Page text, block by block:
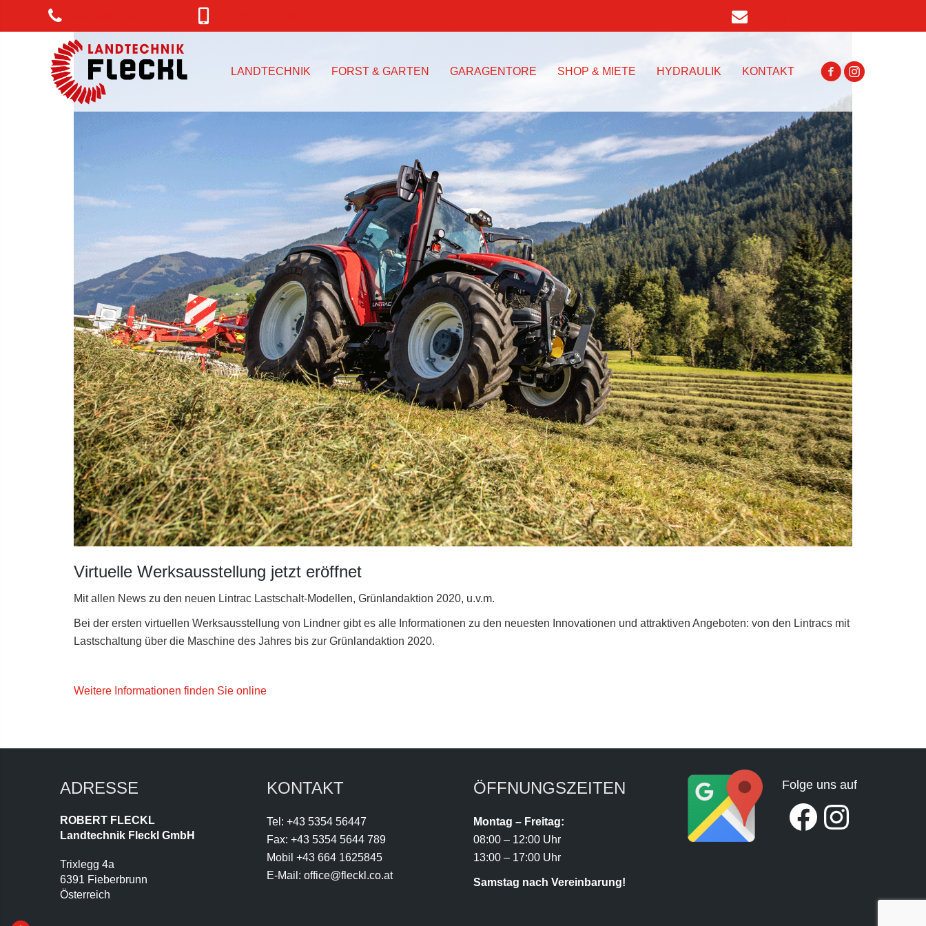
LANDTECHNIK FORST & GARTEN GARAGENTORE SHOP & MIETE HYDRAULIK KONTAKT
Virtuelle Werksausstellung jetzt eröffnet
Mit allen News zu den neuen Lintrac Lastschalt-Modellen, Grünlandaktion 2020, u.v.m.
Bei der ersten virtuellen Werksausstellung von Lindner gibt es alle Informationen zu den neuesten Innovationen und attraktiven Angeboten: von den Lintracs mit
Lastschaltung über die Maschine des Jahres bis zur Grünlandaktion 2020.
Weitere Informationen finden Sie online
ADRESSE
ROBERT FLECKL
Landtechnik Fleckl GmbH
Trixlegg 4a
6391 Fieberbrunn
Österreich
KONTAKT
Tel: +43 5354 56447
Fax: +43 5354 5644 789
Mobil +43 664 1625845
E-Mail: office@fleckl.co.at
ÖFFNUNGSZEITEN
Montag – Freitag:
08:00 – 12:00 Uhr
13:00 – 17:00 Uhr
Samstag nach Vereinbarung!
Folge uns auf
Facebook Instagram